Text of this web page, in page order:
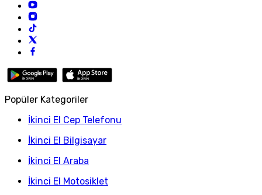
Popüler Kategoriler
İkinci El Cep Telefonu
İkinci El Bilgisayar
İkinci El Araba
İkinci El Motosiklet